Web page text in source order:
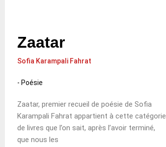
Zaatar
Sofia Karampali Fahrat
- Poésie
Zaatar, premier recueil de poésie de Sofia
Karampali Fahrat appartient à cette catégorie
de livres que l’on sait, après l’avoir terminé,
que nous les